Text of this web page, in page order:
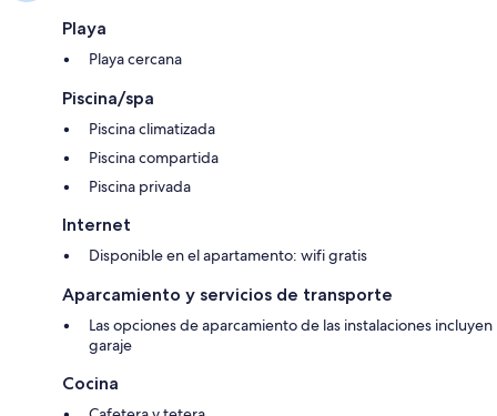
Playa
Playa cercana
Piscina/spa
Piscina climatizada
Piscina compartida
Piscina privada
Internet
Disponible en el apartamento: wifi gratis
Aparcamiento y servicios de transporte
Las opciones de aparcamiento de las instalaciones incluyen
garaje
Cocina